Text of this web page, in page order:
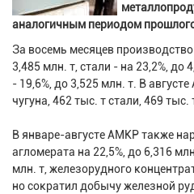
аналогичным периодом
За восемь месяцев
3,485 млн. т, стали - на 23,2%, до
- 19,6%, до 3,525 млн. т. В
чугуна, 462 тыс. т стали, 469 тыс.
В январе-августе АМКР также
агломерата на 22,5%, до 6,316
млн. т, железорудного
но сократил добычу железной